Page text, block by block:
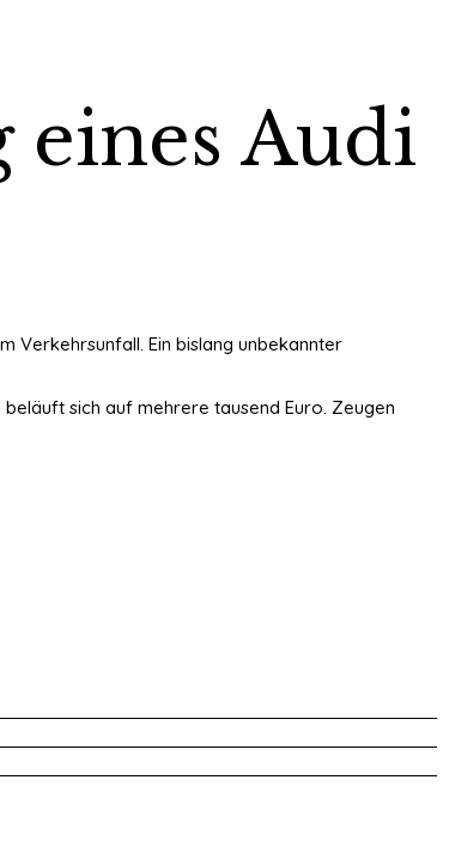
eines Audi
Verkehrsunfall. Ein bislang unbekannter
sich auf mehrere tausend Euro. Zeugen